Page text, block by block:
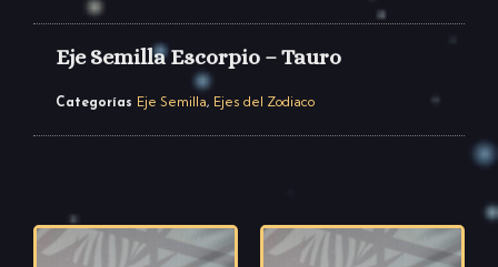
Eje Semilla Escorpio – Tauro
Categorías Eje Semilla, Ejes del Zodiaco